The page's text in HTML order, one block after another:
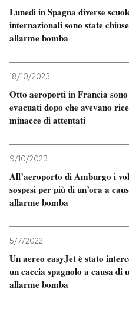
SHOP
AREA PERSONALE
Lunedì in Spagna diverse
internazionali sono state
allarme bomba
18/10/2023
Otto aeroporti in Francia
evacuati dopo che avevano
minacce di attentati
9/10/2023
All’aeroporto di Amburgo i
sospesi per più di un’ora a
allarme bomba
5/7/2022
Un aereo easyJet è stato
un caccia spagnolo a causa di
allarme bomba